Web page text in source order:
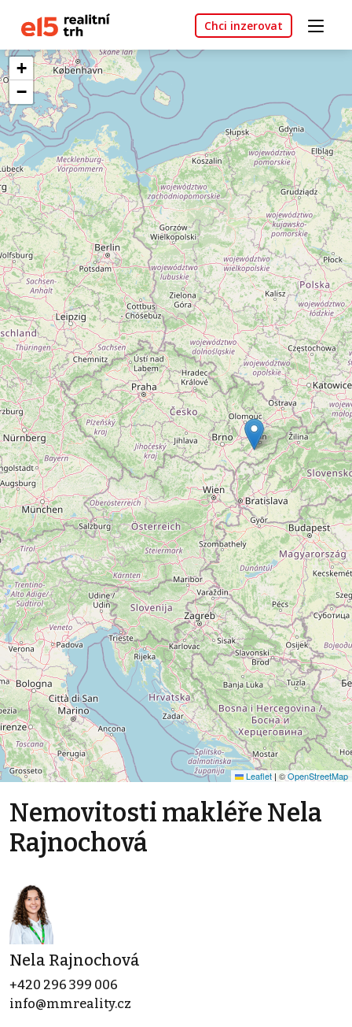
Chci inzerovat
+
−
Leaflet | ©OpenStreetMap
Nemovitosti makléře Nela
Rajnochová
Nela Rajnochová
+420 296 399 006
info@mmreality.cz